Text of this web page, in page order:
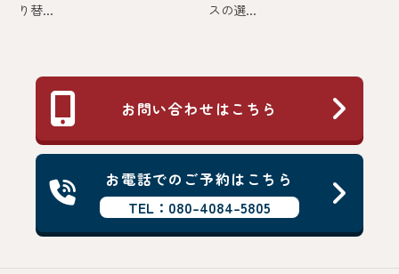
り替...
スの選...
お問い合わせはこちら
お電話でのご予約はこちら
TEL：080-4084-5805